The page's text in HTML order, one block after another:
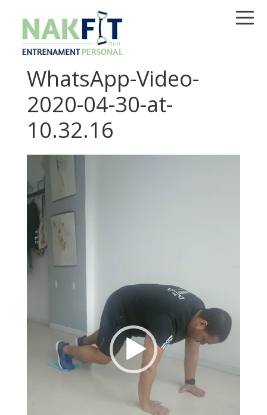
navegación
principal
contenido
principal
barra
lateral
principal
WhatsApp-Video-
2020-04-30-at-
10.32.16
Reproductor
de
vídeo